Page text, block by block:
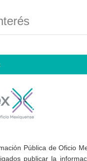
Pública de Oficio
publicar la